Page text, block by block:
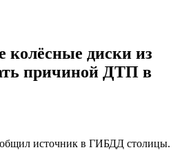
колёсные диски из
причиной ДТП в
источник в ГИБДД столицы.